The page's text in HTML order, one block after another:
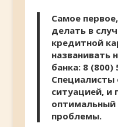
Самое
делать в
кредитной
названивать
банка: 8 (800)
Специалисты
ситуацией, и
оптимальный
проблемы.